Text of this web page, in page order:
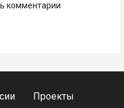
комментарии
Проекты